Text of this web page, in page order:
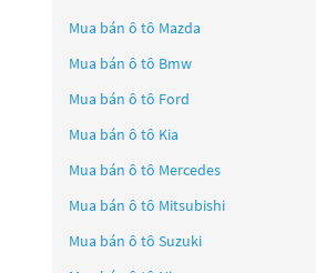
Mua bán ô tô Mazda
Mua bán ô tô Bmw
Mua bán ô tô Ford
Mua bán ô tô Kia
Mua bán ô tô Mercedes
Mua bán ô tô Mitsubishi
Mua bán ô tô Suzuki